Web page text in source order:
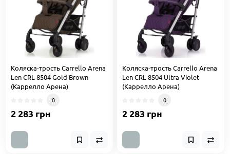
Коляска-трость Carrello Arena
Len CRL-8504 Gold Brown
(Каррелло Арена)
0
2 283 грн
Коляска-трость Carrello Arena
Len CRL-8504 Ultra Violet
(Каррелло Арена)
0
2 283 грн